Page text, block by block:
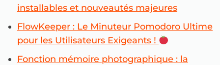
installables et nouveautés majeures
FlowKeeper : Le Minuteur Pomodoro Ultime
pour les Utilisateurs Exigeants !
Fonction mémoire photographique : la